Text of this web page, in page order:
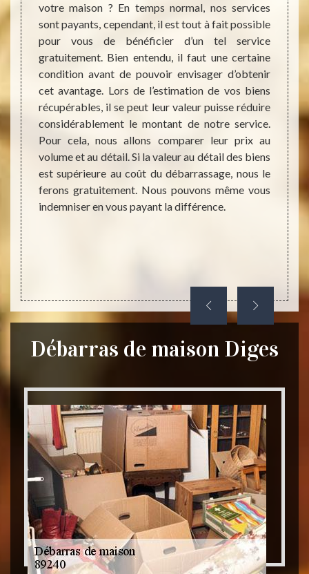
de
de
de
à
en
:
et
que
votre maison ? En temps normal, nos services
sont payants, cependant, il est tout à fait possible
pour vous de bénéficier d’un tel service
gratuitement. Bien entendu, il faut une certaine
condition avant de pouvoir envisager d’obtenir
cet avantage. Lors de l’estimation de vos biens
récupérables, il se peut leur valeur puisse réduire
considérablement le montant de notre service.
Pour cela, nous allons comparer leur prix au
volume et au détail. Si la valeur au détail des biens
est supérieure au coût du débarrassage, nous le
ferons gratuitement. Nous pouvons même vous
indemniser en vous payant la différence.
le
Débarras de maison Diges